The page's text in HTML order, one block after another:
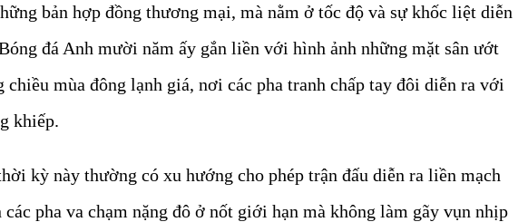
bản hợp đồng thương mại, mà nằm ở tốc độ và sự khốc liệt diễn
đá Anh mười năm ấy gắn liền với hình ảnh những mặt sân ướt
chiều mùa đông lạnh giá, nơi các pha tranh chấp tay đôi diễn ra với
khiếp.
kỳ này thường có xu hướng cho phép trận đấu diễn ra liền mạch
các pha va chạm nặng đô ở nốt giới hạn mà không làm gãy vụn nhịp